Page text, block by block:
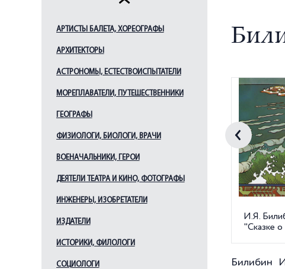
АРТИСТЫ БАЛЕТА, ХОРЕОГРАФЫ
АРХИТЕКТОРЫ
АСТРОНОМЫ, ЕСТЕСТВОИСПЫТАТЕЛИ
МОРЕПЛАВАТЕЛИ, ПУТЕШЕСТВЕННИКИ
ГЕОГРАФЫ
ФИЗИОЛОГИ, БИОЛОГИ, ВРАЧИ
ВОЕНАЧАЛЬНИКИ, ГЕРОИ
ДЕЯТЕЛИ ТЕАТРА И КИНО, ФОТОГРАФЫ
ИНЖЕНЕРЫ, ИЗОБРЕТАТЕЛИ
ИЗДАТЕЛИ
ИСТОРИКИ, ФИЛОЛОГИ
СОЦИОЛОГИ
И.Я.
"Сказке
Билибин